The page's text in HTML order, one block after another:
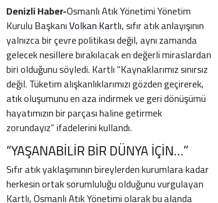
Denizli Haber-Osmanlı Atık Yönetimi Yönetim
Kurulu BaşkanıVolkan Kartlı, sıfır atık anlayışının
yalnızca bir çevre politikası değil, aynı zamanda
gelecek nesillere bırakılacak en değerli miraslardan
biri olduğunu söyledi. Kartlı “Kaynaklarımız sınırsız
değil. Tüketim alışkanlıklarımızı gözden geçirerek,
atık oluşumunu en aza indirmek ve geri dönüşümü
hayatımızın bir parçası haline getirmek
zorundayız” ifadelerini kullandı.
“YAŞANABİLİR BİR DÜNYA İÇİN…”
Sıfır atık yaklaşımının bireylerden kurumlara kadar
herkesin ortak sorumluluğu olduğunu vurgulayan
Kartlı, Osmanlı Atık Yönetimi olarak bu alanda